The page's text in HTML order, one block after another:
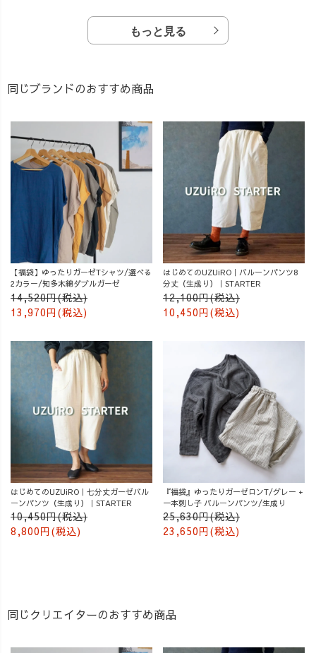
もっと見る
同じブランドのおすすめ商品
【福袋】ゆったりガーゼTシャツ/選べる
2カラー/知多木綿ダブルガーゼ
14,520円(税込)
13,970円(税込)
はじめてのUZUiRO｜バルーンパンツ8
分丈（生成り）｜STARTER
12,100円(税込)
10,450円(税込)
はじめてのUZUiRO｜七分丈ガーゼバル
ーンパンツ（生成り）｜STARTER
10,450円(税込)
8,800円(税込)
『福袋』ゆったりガーゼロンT/グレー +
一本刺し子 バルーンパンツ/生成り
25,630円(税込)
23,650円(税込)
同じクリエイターのおすすめ商品